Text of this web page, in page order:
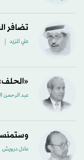
تضافر
علي المزيد
عبد الرحمن
عادل درويش